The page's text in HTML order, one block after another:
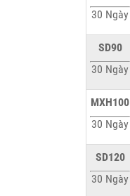
30 Ngày
SD90
30 Ngày
MXH100
30 Ngày
SD120
30 Ngày